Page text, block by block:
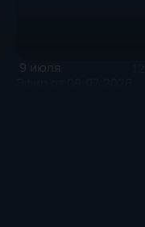
9 июля